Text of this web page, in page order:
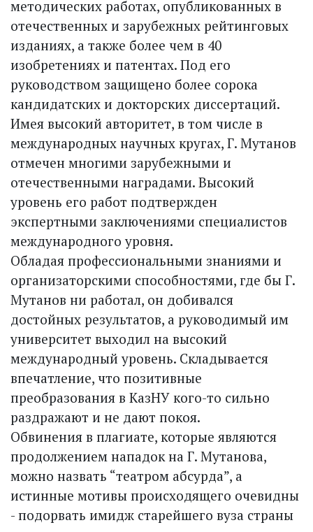
методических работах, опубликованных в
отечественных и зарубежных рейтинговых
изданиях, а также более чем в 40
изобретениях и патентах. Под его
руководством защищено более сорока
кандидатских и докторских диссертаций.
Имея высокий авторитет, в том числе в
международных научных кругах, Г. Мутанов
отмечен многими зарубежными и
отечественными наградами. Высокий
уровень его работ подтвержден
экспертными заключениями специалистов
международного уровня.
Обладая профессиональными знаниями и
организаторскими способностями, где бы Г.
Мутанов ни работал, он добивался
достойных результатов, а руководимый им
университет выходил на высокий
международный уровень. Складывается
впечатление, что позитивные
преобразования в КазНУ кого-то сильно
раздражают и не дают покоя.
Обвинения в плагиате, которые являются
продолжением нападок на Г. Мутанова,
можно назвать “театром абсурда”, а
истинные мотивы происходящего очевидны
- подорвать имидж старейшего вуза страны